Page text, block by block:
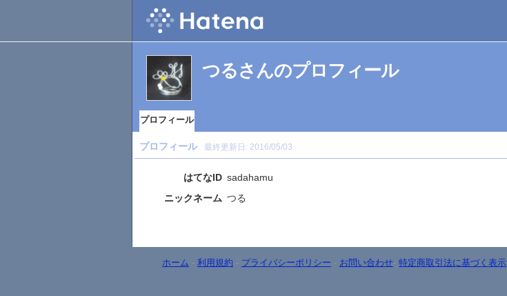
つるさんのプロフィール
プロフィール
プロフィール 最終更新日: 2016/05/03
はてなID sadahamu
ニックネーム つる
ホーム - 利用規約 - プライバシーポリシー - お問い合わせ- 特定商取引法に基づく表示